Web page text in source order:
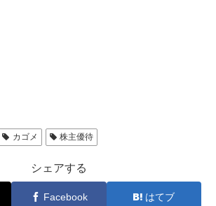
カゴメ 株主優待
シェアする
Facebook はてブ